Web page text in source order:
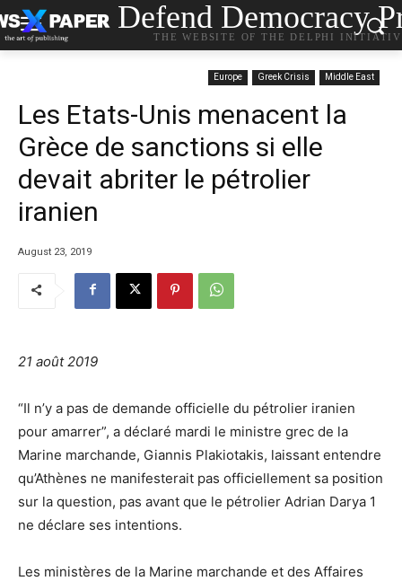
Defend Democracy
THE WEBSITE OF THE DELPHI
Europe Greek Crisis Middle East
Les Etats-Unis menacent la
Grèce de sanctions si elle
devait abriter le pétrolier
iranien
August 23, 2019
21 août 2019
“Il n’y a pas de demande officielle du pétrolier iranien
pour amarrer”, a déclaré mardi le ministre grec de la
Marine marchande, Giannis Plakiotakis, laissant entendre
qu’Athènes ne manifesterait pas officiellement sa position
sur la question, pas avant que le pétrolier Adrian Darya 1
ne déclare ses intentions.
Les ministères de la Marine marchande et des Affaires